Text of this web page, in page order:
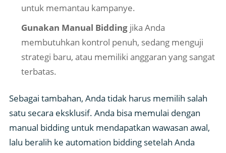
untuk memantau kampanye.
Gunakan Manual Bidding jika Anda
membutuhkan kontrol penuh, sedang menguji
strategi baru, atau memiliki anggaran yang sangat
terbatas.
Sebagai tambahan, Anda tidak harus memilih salah
satu secara eksklusif. Anda bisa memulai dengan
manual bidding untuk mendapatkan wawasan awal,
lalu beralih ke automation bidding setelah Anda